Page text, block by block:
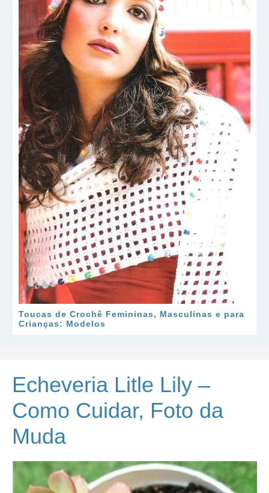
Toucas de Crochê Femininas, Masculinas e para
Crianças: Modelos
Echeveria Litle Lily –
Como Cuidar, Foto da
Muda